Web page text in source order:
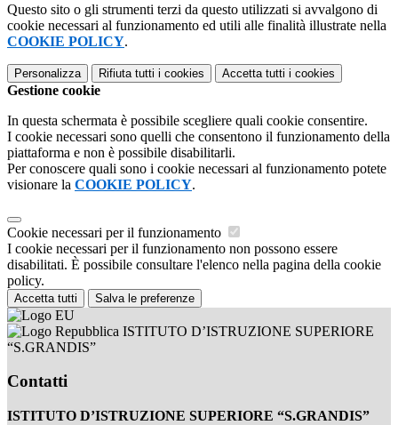
Questo sito o gli strumenti terzi da questo utilizzati si avvalgono di
cookie necessari al funzionamento ed utili alle finalità illustrate nella
COOKIE POLICY.
Personalizza Rifiuta tutti i cookies Accetta tutti i cookies
Gestione cookie
In questa schermata è possibile scegliere quali cookie consentire.
I cookie necessari sono quelli che consentono il funzionamento della
piattaforma e non è possibile disabilitarli.
Per conoscere quali sono i cookie necessari al funzionamento potete
visionare la COOKIE POLICY.
Cookie necessari per il funzionamento
I cookie necessari per il funzionamento non possono essere
disabilitati. È possibile consultare l'elenco nella pagina della cookie
policy.
Accetta tutti Salva le preferenze
ISTITUTO D’ISTRUZIONE SUPERIORE
“S.GRANDIS”
Contatti
ISTITUTO D’ISTRUZIONE SUPERIORE “S.GRANDIS”